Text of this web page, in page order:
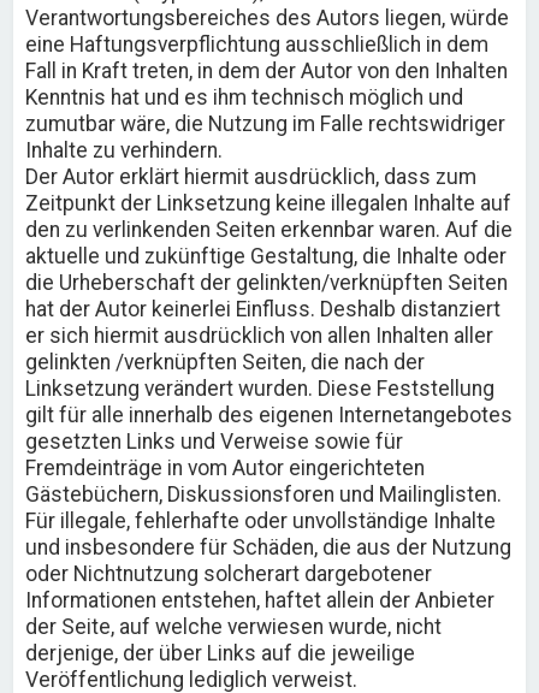
Verantwortungsbereiches des Autors liegen, würde
eine Haftungsverpflichtung ausschließlich in dem
Fall in Kraft treten, in dem der Autor von den Inhalten
Kenntnis hat und es ihm technisch möglich und
zumutbar wäre, die Nutzung im Falle rechtswidriger
Inhalte zu verhindern.
Der Autor erklärt hiermit ausdrücklich, dass zum
Zeitpunkt der Linksetzung keine illegalen Inhalte auf
den zu verlinkenden Seiten erkennbar waren. Auf die
aktuelle und zukünftige Gestaltung, die Inhalte oder
die Urheberschaft der gelinkten/verknüpften Seiten
hat der Autor keinerlei Einfluss. Deshalb distanziert
er sich hiermit ausdrücklich von allen Inhalten aller
gelinkten /verknüpften Seiten, die nach der
Linksetzung verändert wurden. Diese Feststellung
gilt für alle innerhalb des eigenen Internetangebotes
gesetzten Links und Verweise sowie für
Fremdeinträge in vom Autor eingerichteten
Gästebüchern, Diskussionsforen und Mailinglisten.
Für illegale, fehlerhafte oder unvollständige Inhalte
und insbesondere für Schäden, die aus der Nutzung
oder Nichtnutzung solcherart dargebotener
Informationen entstehen, haftet allein der Anbieter
der Seite, auf welche verwiesen wurde, nicht
derjenige, der über Links auf die jeweilige
Veröffentlichung lediglich verweist.